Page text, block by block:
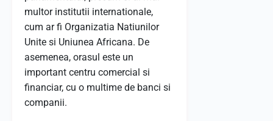
multor institutii internationale,
cum ar fi Organizatia Natiunilor
Unite si Uniunea Africana. De
asemenea, orasul este un
important centru comercial si
financiar, cu o multime de banci si
companii.